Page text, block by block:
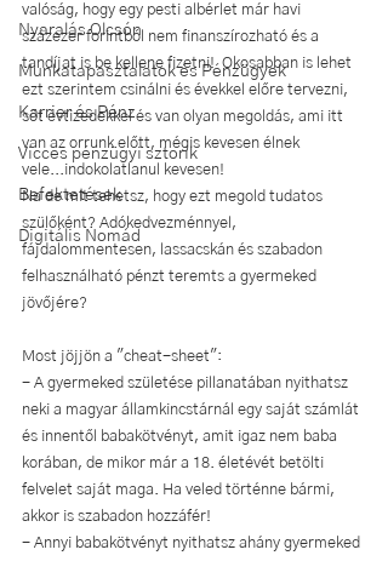
Nyaralás Olcsón
Munkatapasztalatok és Pénzügyek
Karrier és Pénz
Vicces pénzügyi sztorik
Befektetések
Digitális Nomád
valóság, hogy egy pesti albérlet már havi
százezer forintból nem finanszírozható és a
tandíjat is be kellene fizetni!  Okosabban is lehet
ezt szerintem csinálni és évekkel előre tervezni,
sőt évtizedekkel és van olyan megoldás, ami itt
van az orrunk előtt, mégis kevesen élnek
vele...indokolatlanul kevesen!
Na de mit tehetsz, hogy ezt megold tudatos
szülőként? Adókedvezménnyel,
fájdalommentesen, lassacskán és szabadon
felhasználható pénzt teremts a gyermeked
jövőjére?
Most jöjjön a "cheat-sheet":
- A gyermeked születése pillanatában nyithatsz
neki a magyar államkincstárnál egy saját számlát
és innentől babakötvényt, amit igaz nem baba
korában, de mikor már a 18. életévét betölti
felvelet saját maga. Ha veled történne bármi,
akkor is szabadon hozzáfér!
- Annyi babakötvényt nyithatsz ahány gyermeked